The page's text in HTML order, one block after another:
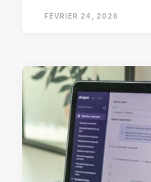
FÉVRIER 24, 2026